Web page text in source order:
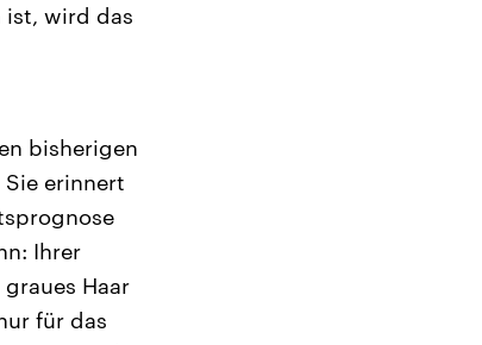
ist, wird das
bisherigen
erinnert
Ihrer
Haar
für das